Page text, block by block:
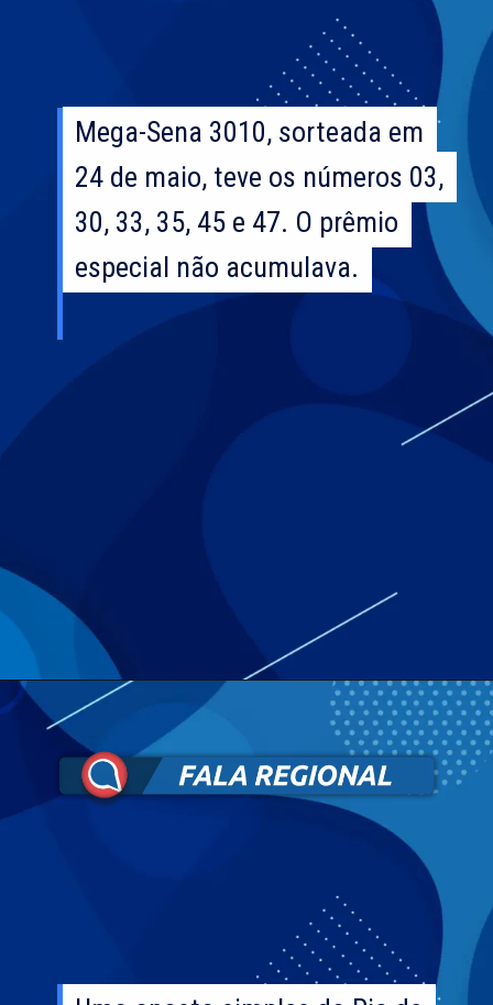
Mega-Sena 3010, sorteada em
24 de maio, teve os números 03,
30, 33, 35, 45 e 47. O prêmio
especial não acumulava.
Mega-Sena 3010, sorteada em
24 de maio, teve os números 03,
30, 33, 35, 45 e 47. O prêmio
especial não acumulava.